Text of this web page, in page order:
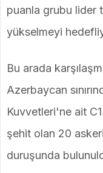
puanla grubu lider
yükselmeyi
Bu arada
Azerbaycan
Kuvvetleri'ne ait
şehit olan 20
duruşunda